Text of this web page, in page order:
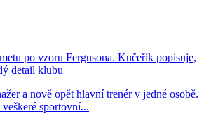
po vzoru Fergusona. Kučeřík popisuje,
detail klubu
a nově opět hlavní trenér v jedné osobě.
sportovní...